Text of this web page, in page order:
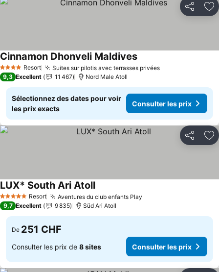
Partager
4 Étoiles Resort Suites sur pilotis avec terrasses privées
Cinnamon Dhonveli Maldives
9,3 Excellent 11 467 Nord Male Atoll
Sélectionnez des dates pour voir
les prix exacts
Consulter les prix
Partager
5 Étoiles Resort Aventures du club enfants Play
LUX* South Ari Atoll
9,7 Excellent 9 835 Süd Ari Atoll
De 251 CHF
Consulter les prix de 8 sites Consulter les prix